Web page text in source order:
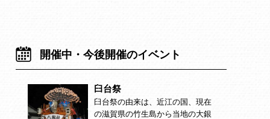
開催中・今後開催のイベント
臼台祭
臼台祭の由来は、近江の国、現在
の滋賀県の竹生島から当地の大銀